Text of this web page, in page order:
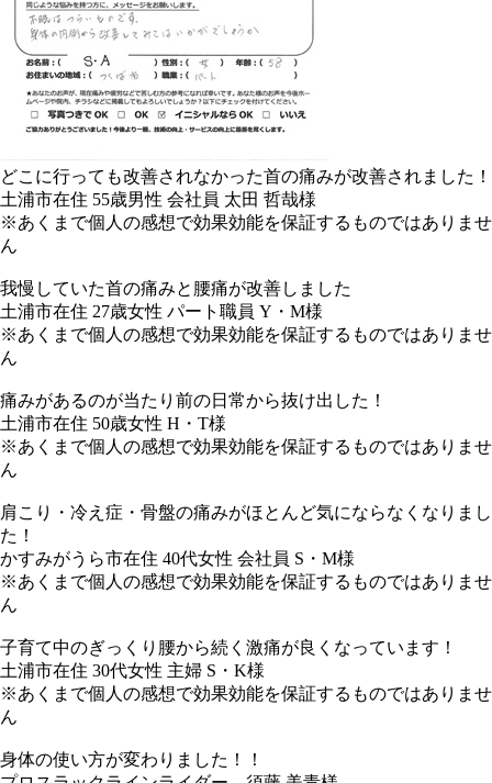
どこに行っても改善されなかった首の痛みが改善されました！
土浦市在住 55歳男性 会社員 太田 哲哉様
※あくまで個人の感想で効果効能を保証するものではありませ
ん
我慢していた首の痛みと腰痛が改善しました
土浦市在住 27歳女性 パート職員 Y・M様
※あくまで個人の感想で効果効能を保証するものではありませ
ん
痛みがあるのが当たり前の日常から抜け出した！
土浦市在住 50歳女性 H・T様
※あくまで個人の感想で効果効能を保証するものではありませ
ん
肩こり・冷え症・骨盤の痛みがほとんど気にならなくなりまし
た！
かすみがうら市在住 40代女性 会社員 S・M様
※あくまで個人の感想で効果効能を保証するものではありませ
ん
子育て中のぎっくり腰から続く激痛が良くなっています！
土浦市在住 30代女性 主婦 S・K様
※あくまで個人の感想で効果効能を保証するものではありませ
ん
身体の使い方が変わりました！！